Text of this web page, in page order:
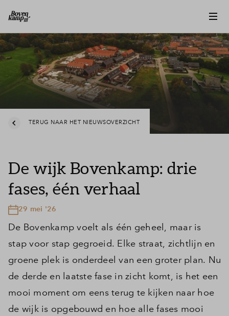
TERUG NAAR HET NIEUWSOVERZICHT
De wijk Bovenkamp: drie
fases, één verhaal
29 mei '26
De Bovenkamp voelt als één geheel, maar is
stap voor stap gegroeid. Elke straat, zichtlijn en
groene plek is onderdeel van een groter plan. Nu
de derde en laatste fase in zicht komt, is het een
mooi moment om eens terug te kijken naar hoe
de wijk is opgebouwd en hoe alle fases mooi